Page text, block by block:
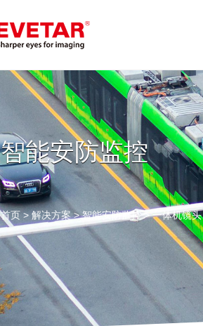
智能安防监控
首页 >解决方案>智能安防监控> 一体机镜头